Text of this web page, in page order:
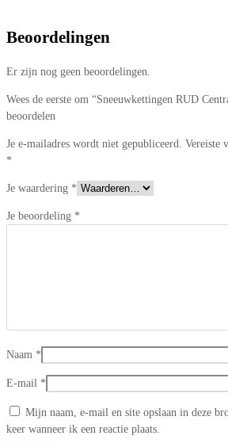
Beoordelingen
Er zijn nog geen beoordelingen.
Wees de eerste om “Sneeuwkettingen RUD
beoordelen
Je e-mailadres wordt niet gepubliceerd. Vereiste
*
Je waardering *
Je beoordeling *
Naam *
E-mail *
Mijn naam, e-mail en site opslaan in deze
keer wanneer ik een reactie plaats.